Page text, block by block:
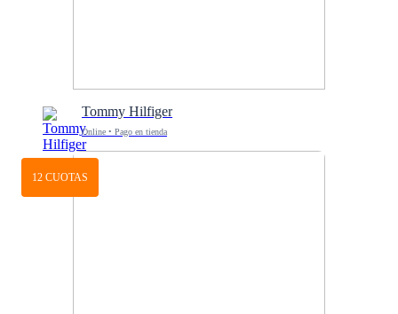
Tommy Hilfiger
Online • Pago en tienda
12 CUOTAS